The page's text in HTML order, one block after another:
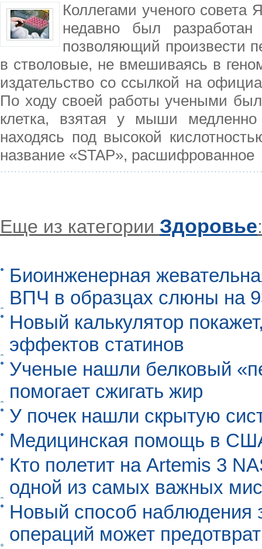
Коллегами ученого
недавно был разработан
позволяющий произвести
в стволовые, не вмешиваясь в
издательство со ссылкой на
По ходу своей работы учеными
клетка, взятая у мыши
находясь под высокой
название «STAP», расшифрованное
Еще из категории Здоровье:
Биоинженерная
ВПЧ в образцах слюны на
Новый калькулятор
эффектов статинов
Ученые нашли белковый
помогает сжигать жир
У почек нашли скрытую
Медицинская помощь в
Кто полетит на Artemis 3
одной из самых важных
Новый способ наблюдения
операций может